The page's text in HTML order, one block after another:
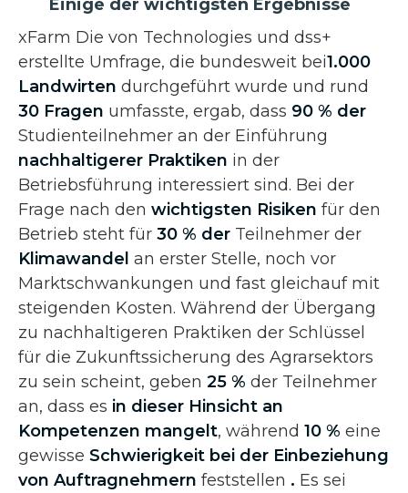
Einige der wichtigsten Ergebnisse
xFarm Die von Technologies und dss+
erstellte Umfrage, die bundesweit bei1.000
Landwirten durchgeführt wurde und rund
30 Fragen umfasste, ergab, dass 90 % der
Studienteilnehmer an der Einführung
nachhaltigerer Praktiken in der
Betriebsführung interessiert sind. Bei der
Frage nach den wichtigsten Risiken für den
Betrieb steht für 30 % der Teilnehmer der
Klimawandel an erster Stelle, noch vor
Marktschwankungen und fast gleichauf mit
steigenden Kosten. Während der Übergang
zu nachhaltigeren Praktiken der Schlüssel
für die Zukunftssicherung des Agrarsektors
zu sein scheint, geben 25 % der Teilnehmer
an, dass es in dieser Hinsicht an
Kompetenzen mangelt, während 10 % eine
gewisse Schwierigkeit bei der Einbeziehung
von Auftragnehmern feststellen . Es sei